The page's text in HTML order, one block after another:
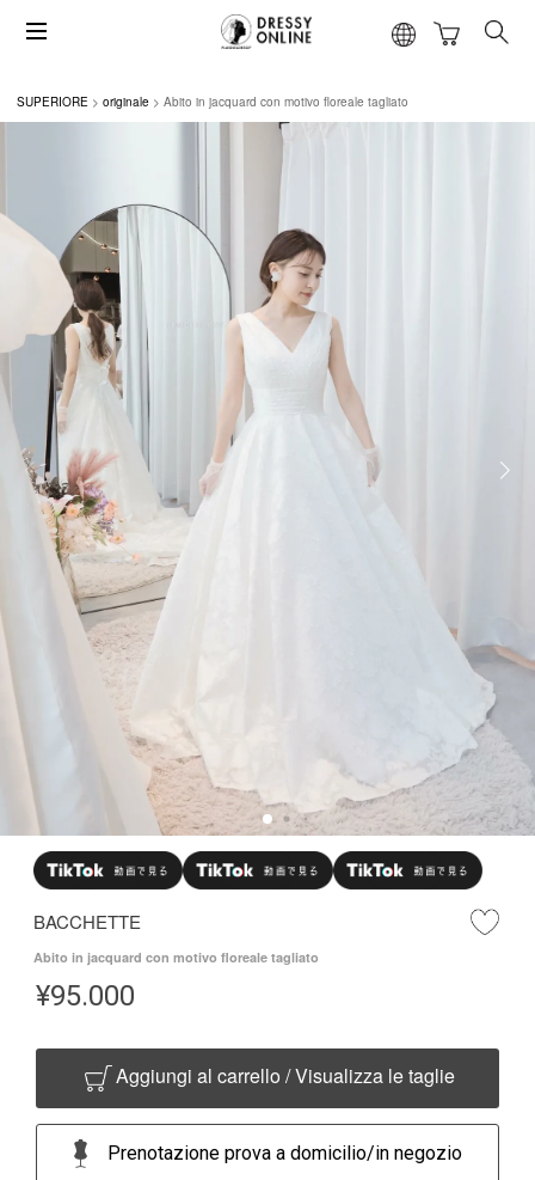
SUPERIORE originale Abito in jacquard con motivo floreale tagliato
BACCHETTE
Abito in jacquard con motivo floreale tagliato
¥95.000
Aggiungi al carrello / Visualizza le taglie
Prenotazione prova a domicilio/in negozio